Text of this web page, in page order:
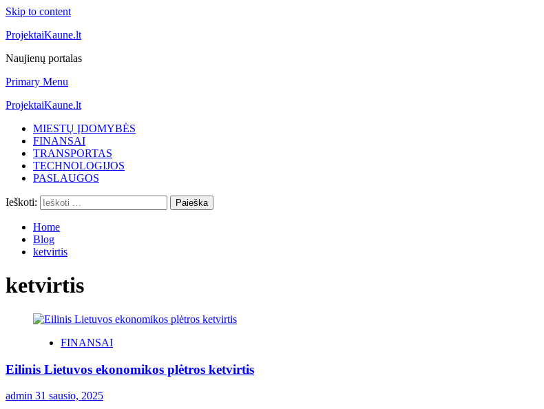
Skip to content
ProjektaiKaune.lt
Naujienų portalas
Primary Menu
ProjektaiKaune.lt
MIESTŲ ĮDOMYBĖS
FINANSAI
TRANSPORTAS
TECHNOLOGIJOS
PASLAUGOS
Ieškoti:
Home
Blog
ketvirtis
ketvirtis
FINANSAI
Eilinis Lietuvos ekonomikos plėtros ketvirtis
admin 31 sausio, 2025